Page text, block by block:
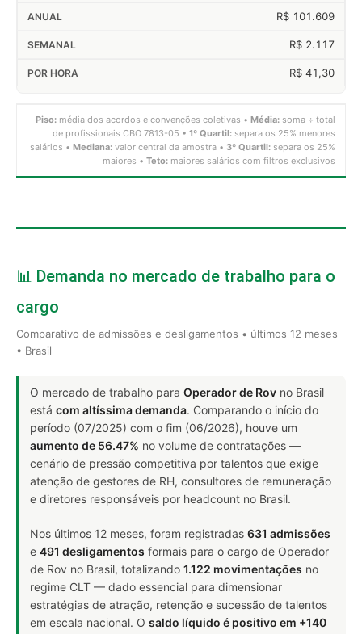
R$ 101.609
R$ 2.117
R$ 41,30
Piso: média dos acordos e convenções coletivas • Média: soma ÷ total
de profissionais CBO 7813-05 • 1º Quartil: separa os 25% menores
salários • Mediana: valor central da amostra • 3º Quartil: separa os 25%
maiores • Teto: maiores salários com filtros exclusivos
📊 Demanda no mercado de trabalho para o
cargo
Comparativo de admissões e desligamentos • últimos 12 meses
• Brasil
O mercado de trabalho para Operador de Rov no Brasil
está com altíssima demanda. Comparando o início do
período (07/2025) com o fim (06/2026), houve um
aumento de 56.47% no volume de contratações —
cenário de pressão competitiva por talentos que exige
atenção de gestores de RH, consultores de remuneração
e diretores responsáveis por headcount no Brasil.
Nos últimos 12 meses, foram registradas 631 admissões
e 491 desligamentos formais para o cargo de Operador
de Rov no Brasil, totalizando 1.122 movimentações no
regime CLT — dado essencial para dimensionar
estratégias de atração, retenção e sucessão de talentos
em escala nacional. O saldo líquido é positivo em +140